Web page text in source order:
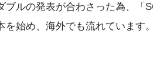
ブルの発表が合わさった為、「
を始め、海外でも流れています。